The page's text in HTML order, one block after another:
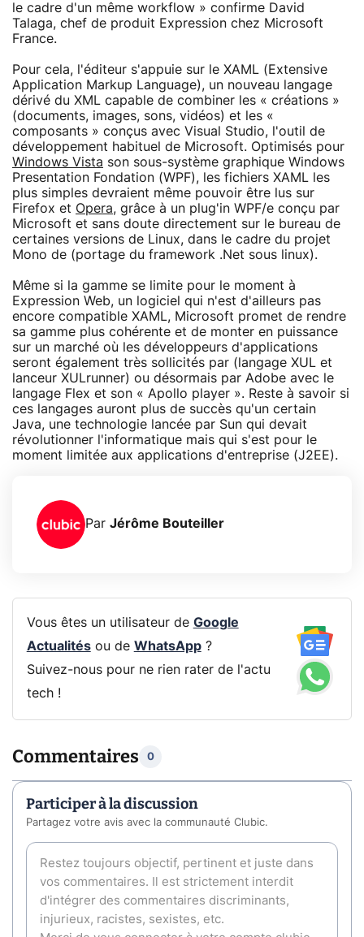
le cadre d'un même workflow » confirme David
Talaga, chef de produit Expression chez Microsoft
France.
Pour cela, l'éditeur s'appuie sur le XAML (Extensive
Application Markup Language), un nouveau langage
dérivé du XML capable de combiner les « créations »
(documents, images, sons, vidéos) et les «
composants » conçus avec Visual Studio, l'outil de
développement habituel de Microsoft. Optimisés pour
Windows Vista son sous-système graphique Windows
Presentation Fondation (WPF), les fichiers XAML les
plus simples devraient même pouvoir être lus sur
Firefox et Opera, grâce à un plug'in WPF/e conçu par
Microsoft et sans doute directement sur le bureau de
certaines versions de Linux, dans le cadre du projet
Mono de (portage du framework .Net sous linux).
Même si la gamme se limite pour le moment à
Expression Web, un logiciel qui n'est d'ailleurs pas
encore compatible XAML, Microsoft promet de rendre
sa gamme plus cohérente et de monter en puissance
sur un marché où les développeurs d'applications
seront également très sollicités par (langage XUL et
lanceur XULrunner) ou désormais par Adobe avec le
langage Flex et son « Apollo player ». Reste à savoir si
ces langages auront plus de succès qu'un certain
Java, une technologie lancée par Sun qui devait
révolutionner l'informatique mais qui s'est pour le
moment limitée aux applications d'entreprise (J2EE).
Par Jérôme Bouteiller
Vous êtes un utilisateur de Google
Actualitésou de WhatsApp?
Suivez-nous pour ne rien rater de l'actu
tech !
Commentaires 0
Participer à la discussion
Partagez votre avis avec la communauté Clubic.